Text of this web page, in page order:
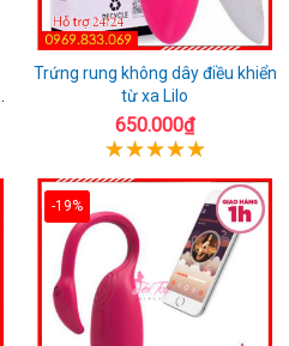
Trứng rung không dây điều khiển
từ xa Lilo
650.000₫
-19%